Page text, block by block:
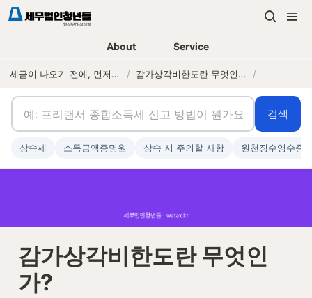
About Service
세금이 나오기 전에, 먼저 연락하는 세무법인 / 감가상각비한도란 무엇인가? /
감가상각비한도란 무엇인
가?
검색
상속세 소득금액증명원 상속 시 주의할 사항 원천징수영수증